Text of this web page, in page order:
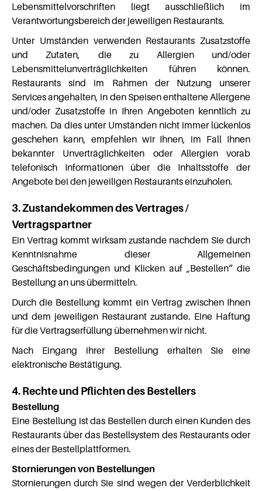
Lebensmittelvorschriften liegt ausschließlich im
Verantwortungsbereich der jeweiligen Restaurants.
Unter Umständen verwenden Restaurants Zusatzstoffe
und Zutaten, die zu Allergien und/oder
Lebensmittelunverträglichkeiten führen können.
Restaurants sind im Rahmen der Nutzung unserer
Services angehalten, in den Speisen enthaltene Allergene
und/oder Zusatzstoffe in Ihren Angeboten kenntlich zu
machen. Da dies unter Umständen nicht immer lückenlos
geschehen kann, empfehlen wir Ihnen, im Fall Ihnen
bekannter Unverträglichkeiten oder Allergien vorab
telefonisch Informationen über die Inhaltsstoffe der
Angebote bei den jeweiligen Restaurants einzuholen.
3. Zustandekommen des Vertrages /
Vertragspartner
Ein Vertrag kommt wirksam zustande nachdem Sie durch
Kenntnisnahme dieser Allgemeinen
Geschäftsbedingungen und Klicken auf „Bestellen“ die
Bestellung an uns übermitteln.
Durch die Bestellung kommt ein Vertrag zwischen Ihnen
und dem jeweiligen Restaurant zustande. Eine Haftung
für die Vertragserfüllung übernehmen wir nicht.
Nach Eingang ihrer Bestellung erhalten Sie eine
elektronische Bestätigung.
4. Rechte und Pflichten des Bestellers
Bestellung
Eine Bestellung ist das Bestellen durch einen Kunden des
Restaurants über das Bestellsystem des Restaurants oder
eines der Bestellplattformen.
Stornierungen von Bestellungen
Stornierungen durch Sie sind wegen der Verderblichkeit